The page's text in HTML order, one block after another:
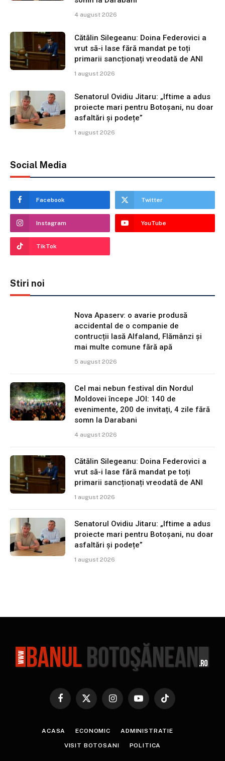
4 august 2026
Cătălin Silegeanu: Doina Federovici a
vrut să-i lase fără mandat pe toți
primarii sancționați vreodată de ANI
1 august 2026
Senatorul Ovidiu Jitaru: „Iftime a adus
proiecte mari pentru Botoșani, nu doar
asfaltări și podețe”
1 august 2026
Social Media
Facebook Twitter
Instagram YouTube
TikTok
Stiri noi
Nova Apaserv: o avarie produsă
accidental de o companie de
contrucții lasă Alfaland, Flămânzi și
mai multe comune fără apă
5 august 2026
Cel mai nebun festival din Nordul
Moldovei începe JOI: 140 de
evenimente, 200 de invitați, 4 zile fără
somn la Darabani
4 august 2026
Cătălin Silegeanu: Doina Federovici a
vrut să-i lase fără mandat pe toți
primarii sancționați vreodată de ANI
1 august 2026
Senatorul Ovidiu Jitaru: „Iftime a adus
proiecte mari pentru Botoșani, nu doar
asfaltări și podețe”
1 august 2026
Facebook
X
InstagramYouTubeTikTok
ACASA ECONOMIC ADMINISTRATIE
VISIT BOTOSANI POLITICA